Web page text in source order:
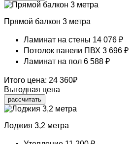
Прямой балкон 3 метра
Ламинат на стены 14 076 ₽
Потолок панели ПВХ 3 696 ₽
Ламинат на пол 6 588 ₽
Итого цена: 24 360₽
Выгодная цена
рассчитать
Лоджия 3,2 метра